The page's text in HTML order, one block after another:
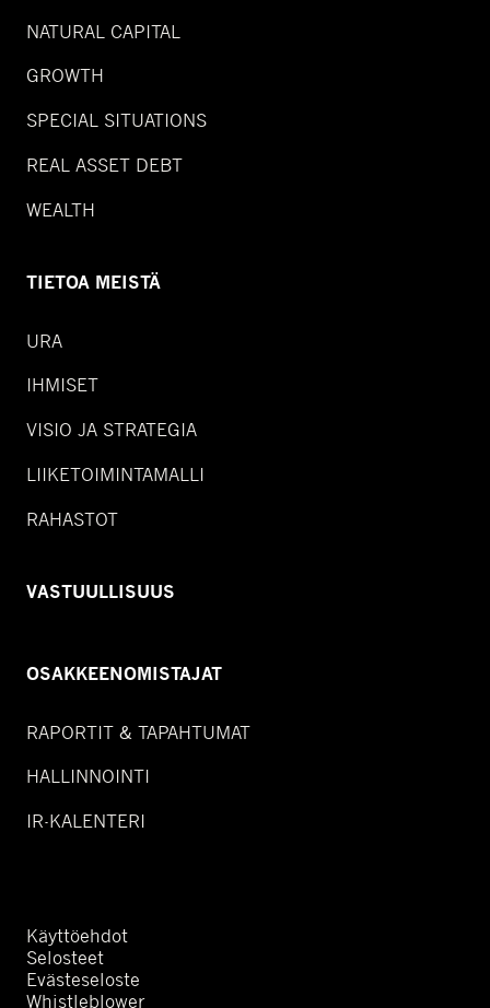
NATURAL CAPITAL
GROWTH
SPECIAL SITUATIONS
REAL ASSET DEBT
WEALTH
TIETOA MEISTÄ
URA
IHMISET
VISIO JA STRATEGIA
LIIKETOIMINTAMALLI
RAHASTOT
VASTUULLISUUS
OSAKKEENOMISTAJAT
RAPORTIT & TAPAHTUMAT
HALLINNOINTI
IR-KALENTERI
Käyttöehdot
Selosteet
Evästeseloste
Whistleblower